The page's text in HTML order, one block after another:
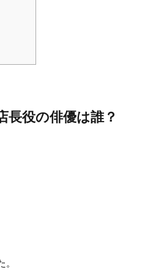
長役の俳優は誰？